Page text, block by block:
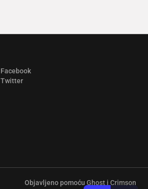
Facebook
Twitter
Objavljeno pomoću Ghost i Crimson